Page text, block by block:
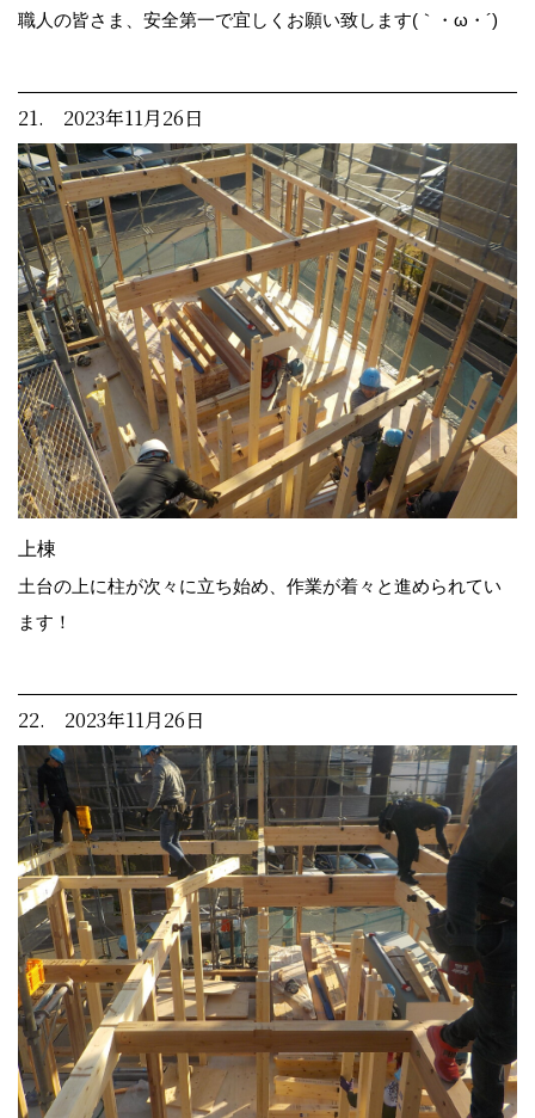
職人の皆さま、安全第一で宜しくお願い致します(｀・ω・´)ゞ
21. 2023年11月26日
上棟
土台の上に柱が次々に立ち始め、作業が着々と進められてい
ます！
22. 2023年11月26日